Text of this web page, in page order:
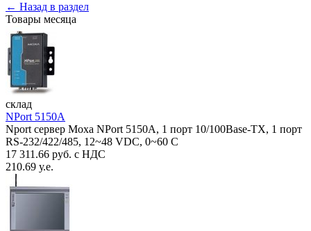
← Назад в раздел
Товары месяца
склад
NPort 5150A
Nport сервер Moxa NPort 5150A, 1 порт 10/100Base-TX, 1 порт
RS-232/422/485, 12~48 VDC, 0~60 С
17 311.66 руб. с НДС
210.69 у.е.